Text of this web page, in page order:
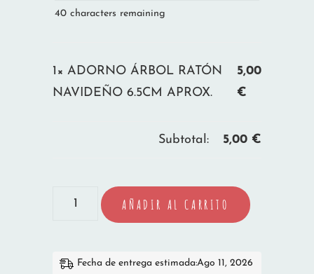
40 characters remaining
1× ADORNO ÁRBOL RATÓN
NAVIDEÑO 6.5CM APROX.
5,00
€
Subtotal: 5,00 €
ADORNO
NAVIDEÑO
AÑADIR AL CARRITO
Fecha de entrega estimada:Ago 11, 2026